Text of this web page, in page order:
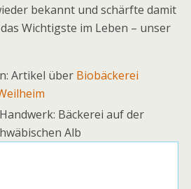
bekannt und schärfte damit
Wichtigste im Leben – unser
Artikel über Biobäckerei
Bäckerei auf der
Alb